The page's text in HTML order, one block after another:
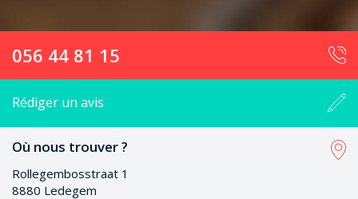
056 44 81 15
Rédiger un avis
Où nous trouver ?
Rollegembosstraat 1
8880 Ledegem